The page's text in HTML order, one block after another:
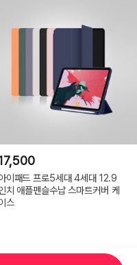
이패드 프로5세대 4세대 12.9
치 애플펜슬수납 스마트커버 케
스